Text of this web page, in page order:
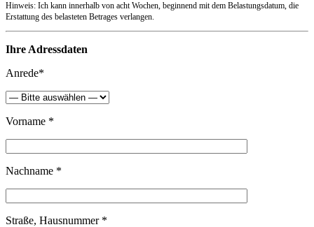
Hinweis: Ich kann innerhalb von acht Wochen, beginnend mit dem Belastungsdatum, die
Erstattung des belasteten Betrages verlangen.
Ihre Adressdaten
Anrede*
Vorname *
Nachname *
Straße, Hausnummer *